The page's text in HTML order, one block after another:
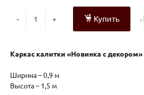
- + Купить
Каркас калитки «Новинка с декором»
Ширина – 0,9 м
Высота – 1,5 м